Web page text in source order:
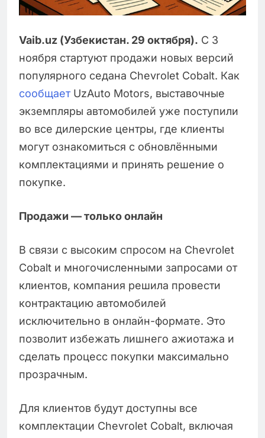
Vaib.uz (Узбекистан. 29 октября). С 3
ноября стартуют продажи новых версий
популярного седана Chevrolet Cobalt. Как
сообщаетUzAuto Motors, выставочные
экземпляры автомобилей уже поступили
во все дилерские центры, где клиенты
могут ознакомиться с обновлёнными
комплектациями и принять решение о
покупке.
Продажи — только онлайн
В связи с высоким спросом на Chevrolet
Cobalt и многочисленными запросами от
клиентов, компания решила провести
контрактацию автомобилей
исключительно в онлайн-формате. Это
позволит избежать лишнего ажиотажа и
сделать процесс покупки максимально
прозрачным.
Для клиентов будут доступны все
комплектации Chevrolet Cobalt, включая